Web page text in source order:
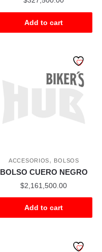
Add to cart
ACCESORIOS, BOLSOS
BOLSO CUERO NEGRO
$2,161,500.00
Add to cart